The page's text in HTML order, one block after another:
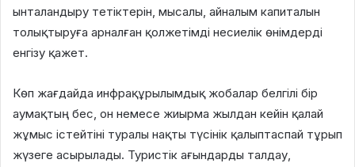
ынталандыру тетіктерін, мысалы, айналым капиталын
толықтыруға арналған қолжетімді несиелік өнімдерді
енгізу қажет.
Көп жағдайда инфрақұрылымдық жобалар белгілі бір
аумақтың бес, он немесе жиырма жылдан кейін қалай
жұмыс істейтіні туралы нақты түсінік қалыптаспай тұрып
жүзеге асырылады. Туристік ағындарды талдау,